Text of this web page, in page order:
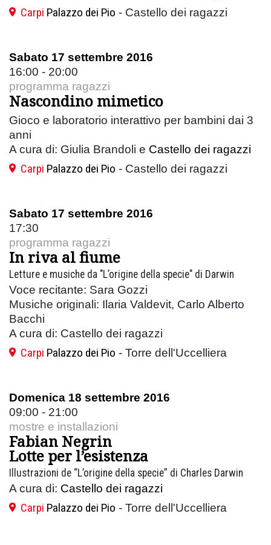
Carpi Palazzo dei Pio - Castello dei ragazzi
Sabato 17 settembre 2016
16:00 - 20:00
programma ragazzi
Nascondino mimetico
Gioco e laboratorio interattivo per bambini dai 3
anni
A cura di: Giulia Brandoli e Castello dei ragazzi
Carpi Palazzo dei Pio - Castello dei ragazzi
Sabato 17 settembre 2016
17:30
programma ragazzi
In riva al fiume
Letture e musiche da "L’origine della specie" di Darwin
Voce recitante: Sara Gozzi
Musiche originali: Ilaria Valdevit, Carlo Alberto
Bacchi
A cura di: Castello dei ragazzi
Carpi Palazzo dei Pio - Torre dell'Uccelliera
Domenica 18 settembre 2016
09:00 - 21:00
mostre e installazioni
Fabian Negrin
Lotte per l’esistenza
Illustrazioni de “L’origine della specie” di Charles Darwin
A cura di: Castello dei ragazzi
Carpi Palazzo dei Pio - Torre dell'Uccelliera